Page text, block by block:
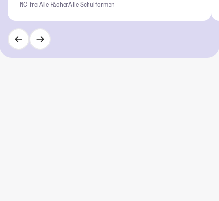
NC-freiAlle FächerAlle Schulformen